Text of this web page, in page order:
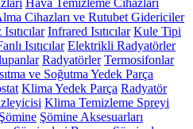
Hava Temizleme Cihazları
Cihazları ve Rutubet Gidericiler
Infrared Isıtıcılar Kule Tipi
Isıtıcılar Elektrikli Radyatörler
Radyatörler Termosifonlar
ve Soğutma Yedek Parça
Klima Yedek Parça Radyatör
Klima Temizleme Spreyi
Şömine Şömine Aksesuarları